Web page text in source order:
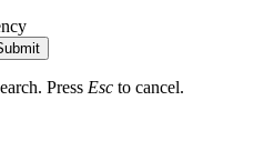
Press Esc to cancel.